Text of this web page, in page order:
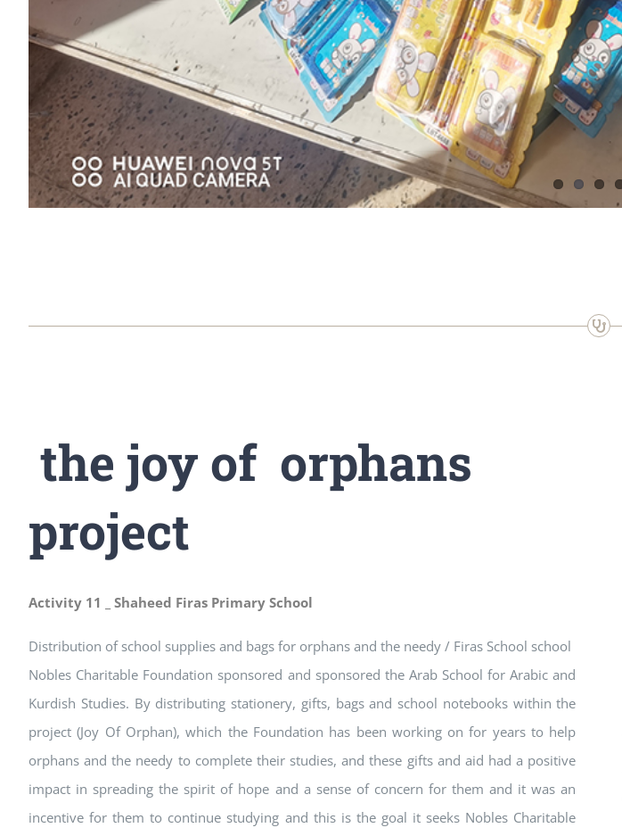
the joy of orphans
project
Activity 11 _ Shaheed Firas Primary School
Distribution of school supplies and bags for orphans and the needy / Firas School school
Nobles Charitable Foundation sponsored and sponsored the Arab School for Arabic and
Kurdish Studies. By distributing stationery, gifts, bags and school notebooks within the
project (Joy Of Orphan), which the Foundation has been working on for years to help
orphans and the needy to complete their studies, and these gifts and aid had a positive
impact in spreading the spirit of hope and a sense of concern for them and it was an
incentive for them to continue studying and this is the goal it seeks Nobles Charitable